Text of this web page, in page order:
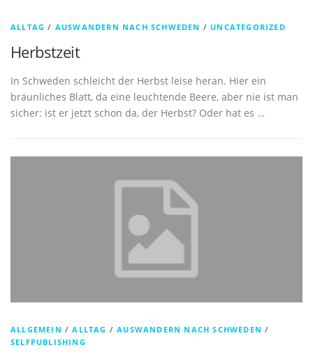
ALLTAG / AUSWANDERN NACH SCHWEDEN / UNCATEGORIZED
Herbstzeit
In Schweden schleicht der Herbst leise heran. Hier ein
bräunliches Blatt, da eine leuchtende Beere, aber nie ist man
sicher: ist er jetzt schon da, der Herbst? Oder hat es …
ALLGEMEIN /ALLTAG /AUSWANDERN NACH SCHWEDEN /
SELFPUBLISHING